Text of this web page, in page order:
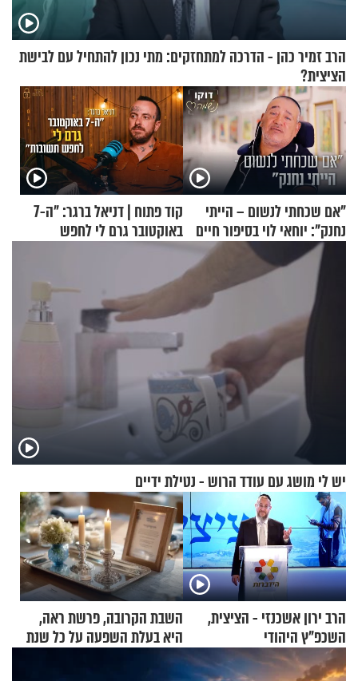
הרב זמיר כהן - הדרכה למתחזקים: מתי נכון להתחיל עם לבישת
הציצית?
"אם שכחתי לנשום – הייתי
נחנק": יוחאי לוי בסיפור חיים
מעורר השראה
קוד פתוח | דניאל ברגר: "ה-7
באוקטובר גרם לי לחפש
תשובות"
יש לי מושג עם עודד הרוש - נטילת ידיים
הרב ירון אשכנזי - הציצית,
השכפ"ץ היהודי
השבת הקרובה, פרשת ראה,
היא בעלת השפעה על כל שנת
תשפ"ז